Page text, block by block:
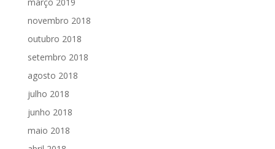
março 2019
novembro 2018
outubro 2018
setembro 2018
agosto 2018
julho 2018
junho 2018
maio 2018